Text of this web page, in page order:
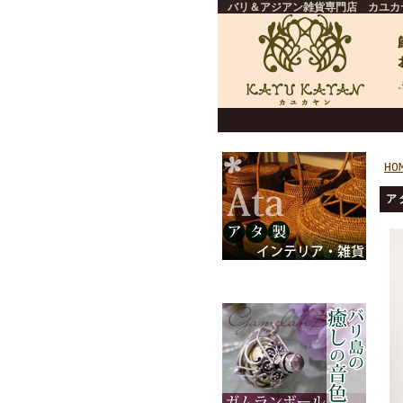
バリ＆アジアン雑貨専門店 カユカ
ア